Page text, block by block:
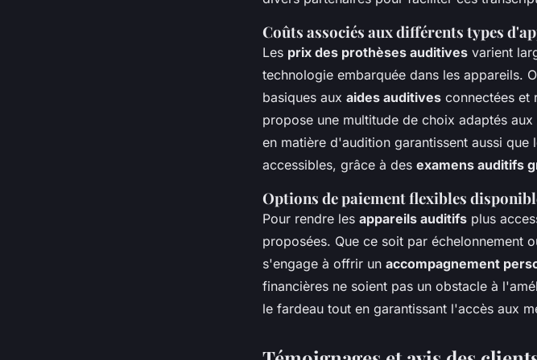
Coûts associés aux différents types
Les prix des prothèses auditives varient
technologie embarquée dans les appareils.
basiques aux aides auditives connectées et
propose une multitude de choix adaptés
en matière d'audition garantissent aussi
accessibles, grâce à des examens auditifs
Options de paiement flexibles
Pour rendre les appareils auditifs plus
proposées. Que ce soit par échelonnement
s'engage à offrir un accompagnement
financières ne soient pas un obstacle à
le fardeau tout en garantissant l'accès aux